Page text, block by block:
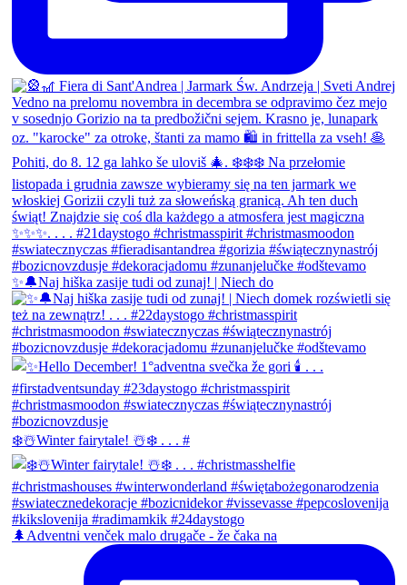
✨🔔Naj hiška zasije tudi od zunaj! | Niech do
❄️☃️Winter fairytale! ☃️❄️ . . . #
🌲Adventni venček malo drugače - že čaka na